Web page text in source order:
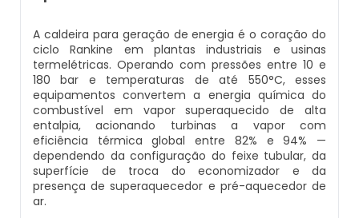
Caldeira Flamotubular Venda
Caldeira Flamotubular Vertical
Caldeira Fogotubular
Caldeira Fogotubular Horizontal
Caldeira Fogotubular Vertical
Inspeção Caldeiras Vasos De Pressão
Inspeção De Caldeiras
Inspeção De Caldeiras A Vapor
Inspeção De Caldeiras E Vasos De Pressão
Inspeção De Caldeiras Flamotubulares
Empresas De Caldeiraria
Empresas De Caldeiraria E Montagem Industrial
Empresas De Montagem De Caldeiras
Manutenção De Caldeiras
Manutenção De Caldeiras A Gásoleo
Caldeira A Vapor Industrial A Venda
Caldeira A Vapor Para Cozinha Industrial
Caldeira A Vapor Para Sauna
Caldeira A Vapor Pequena
Caldeira A Vapor Preço
Caldeira A Gás Natural Preço
Caldeira A Gás Preço
Caldeira A Gás Roca
Caldeira A Gás Usada
Caldeira A Gás Vulcano
A caldeira para geração de energia é o coração do
ciclo Rankine em plantas industriais e usinas
termelétricas. Operando com pressões entre 10 e
180 bar e temperaturas de até 550°C, esses
equipamentos convertem a energia química do
combustível em vapor superaquecido de alta
entalpia, acionando turbinas a vapor com
eficiência térmica global entre 82% e 94% —
dependendo da configuração do feixe tubular, da
superfície de troca do economizador e da
presença de superaquecedor e pré-aquecedor de
ar.